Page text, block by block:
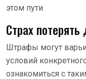
этом пути.
Страх
Штрафы могут
условий
ознакомиться с